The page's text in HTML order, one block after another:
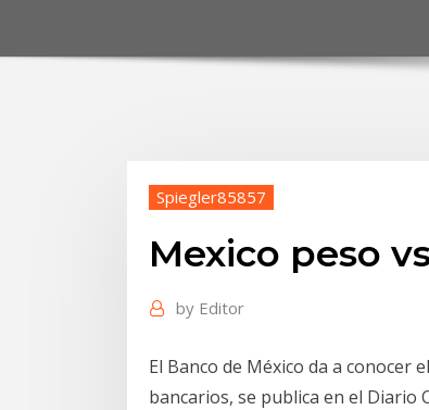
Spiegler85857
Mexico peso
by Editor
El Banco de México da a conocer
bancarios, se publica en el Diario